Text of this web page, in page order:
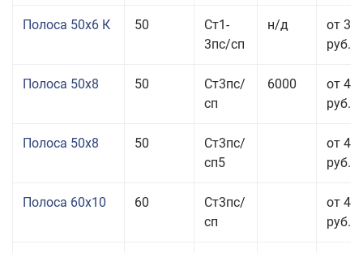
Полоса 50x6 К 50
Ст1-
3пс/сп
н/д
от 35
руб.
Полоса 50x8 50
Ст3пс/
сп
6000
от 43
руб.
Полоса 50x8 50
Ст3пс/
сп5
от 43
руб.
Полоса 60x10 60
Ст3пс/
сп
от 42
руб.